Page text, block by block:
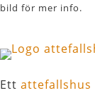
bild för mer info.
Ett attefallshus